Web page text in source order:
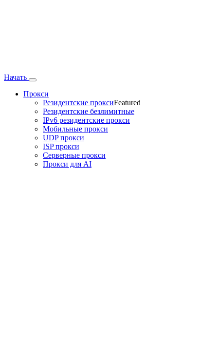
Начать
Прокси
Резидентские проксиFeatured
Резидентские безлимитные
IPv6 резидентские прокси
Мобильные прокси
UDP прокси
ISP прокси
Серверные прокси
Прокси для AI